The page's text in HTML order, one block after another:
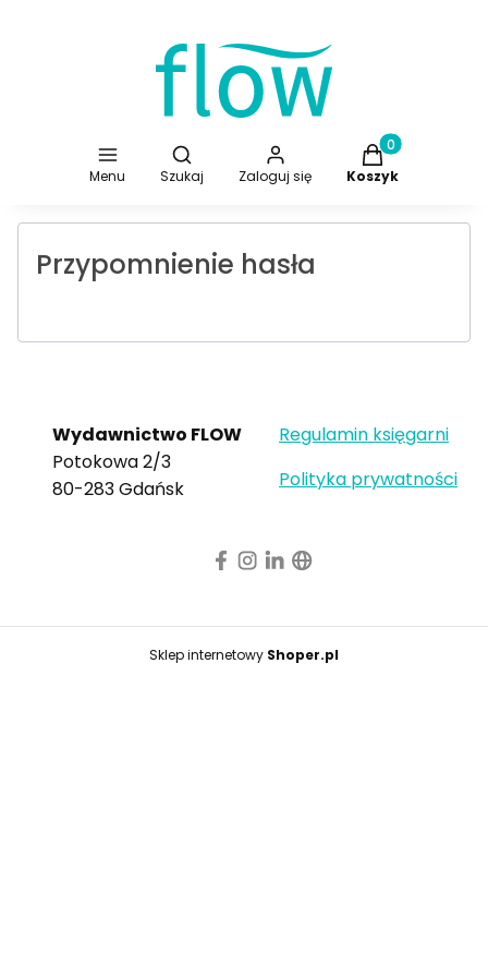
Menu
Otwórz wyszukiwarkę
Szukaj Zaloguj się
Produkty w
Koszyk
Przypomnienie hasła
Wydawnictwo FLOW
Potokowa 2/3
80-283 Gdańsk
Regulamin księgarni
Polityka prywatności
Sklep internetowy Shoper.pl